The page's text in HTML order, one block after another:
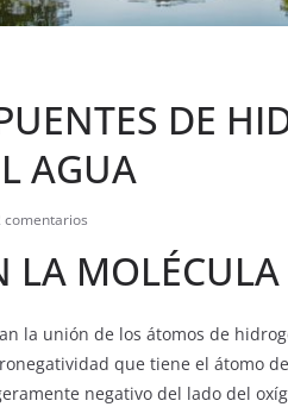
DE
AGUA
comentarios
LA
la unión de los átomos de
que tiene el átomo
negativo del lado del